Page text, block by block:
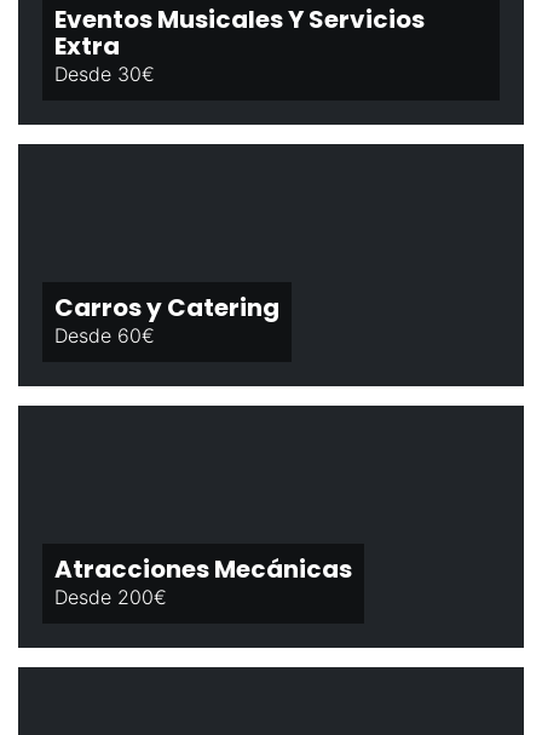
Eventos Musicales Y Servicios
Extra
Desde 30€
Carros y Catering
Desde 60€
Atracciones Mecánicas
Desde 200€